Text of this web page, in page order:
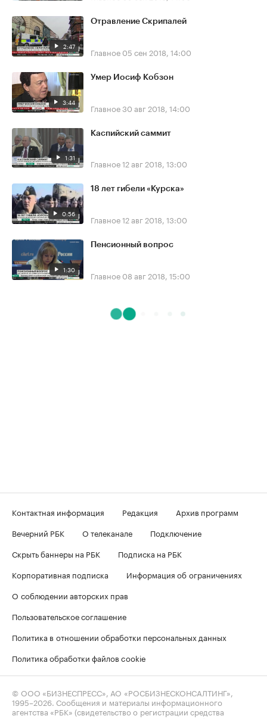
2:47
Отравление Скрипалей
Главное 05 сен 2018, 14:00
3:44
Умер Иосиф Кобзон
Главное30 авг 2018, 14:00
1:31
Каспийский саммит
Главное12 авг 2018, 13:00
0:56
18 лет гибели «Курска»
Главное12 авг 2018, 13:00
1:30
Пенсионный вопрос
Главное 08 авг 2018, 15:00
Контактная информация Редакция
Архив программ
Вечерний РБК
О телеканале
Подключение
Скрыть баннеры на РБК
Подписка на РБК
Корпоративная подписка
Информация об ограничениях
О соблюдении авторских прав
Пользовательское соглашение
Политика в отношении обработки персональных данных
Политика обработки файлов cookie
© ООО «БИЗНЕСПРЕСС», АО «РОСБИЗНЕСКОНСАЛТИНГ»,
1995–2026 . Сообщения и материалы информационного
агентства «РБК» (свидетельство о регистрации средства